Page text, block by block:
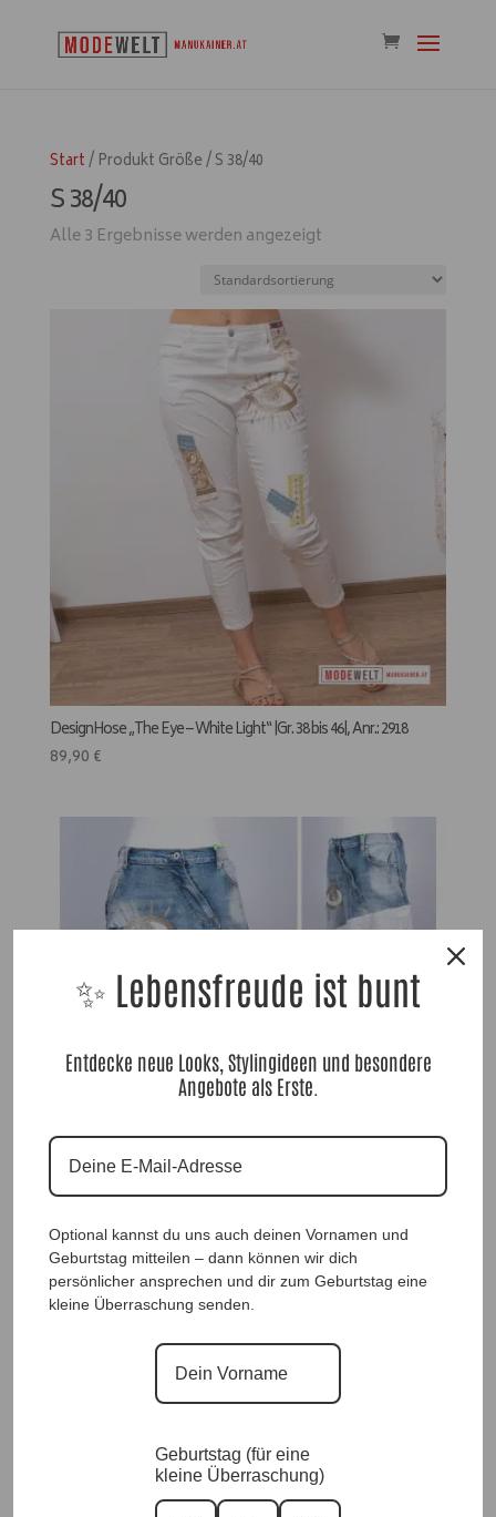
Start/ Produkt Größe / S 38/40
S 38/40
Alle 3 Ergebnisse werden angezeigt
DesignHose „The Eye – White Light“ |Gr. 38 bis 46|, Anr.: 2918
89,90 €
DesignRock „The Eye“ |Gr. 38 bis 46|, Anr.: 2905
89,90€
✨ Lebensfreude ist bunt
Entdecke neue Looks, Stylingideen und besondere
Angebote als Erste.
Optional kannst du uns auch deinen Vornamen und
Geburtstag mitteilen – dann können wir dich
persönlicher ansprechen und dir zum Geburtstag eine
kleine Überraschung senden.
Geburtstag (für eine
kleine Überraschung)